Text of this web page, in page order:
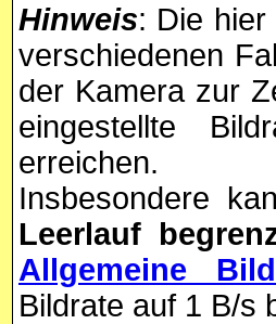
Hinweis: Die hier
verschiedenen
der Kamera zur
eingestellte
erreichen.
Insbesondere
Leerlauf
Allgemeine
Bildrate auf 1 B/s